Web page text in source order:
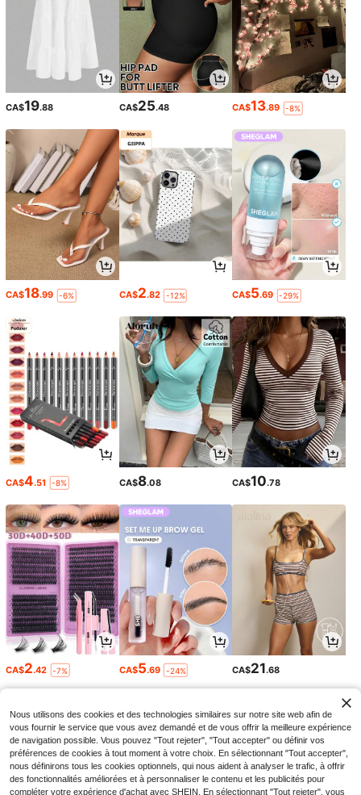
CA$19.88 CA$25.48 CA$13.89 -8%
CA$18.99 -6% CA$2.82 -12% CA$5.69 -29%
CA$4.51 -8% CA$8.08 CA$10.78
CA$2.42 -7% CA$5.69 -24% CA$21.68
Nous utilisons des cookies et des technologies similaires sur notre site web afin de
vous fournir le service que vous avez demandé et de vous offrir la meilleure expérience
de navigation possible. Vous pouvez "Tout rejeter", "Tout accepter" ou définir vos
préférences de cookies à tout moment à votre choix. En sélectionnant "Tout accepter",
nous définirons tous les cookies optionnels, qui nous aident à analyser le trafic, à offrir
des fonctionnalités améliorées et à personnaliser le contenu et les publicités pour
compléter votre expérience d'achat avec SHEIN. En sélectionnant "Tout rejeter", vous